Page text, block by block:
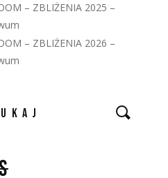
– ZBLIŻENIA 2025 –
– ZBLIŻENIA 2026 –